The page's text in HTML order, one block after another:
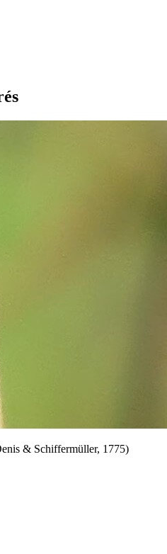
& Schiffermüller, 1775)